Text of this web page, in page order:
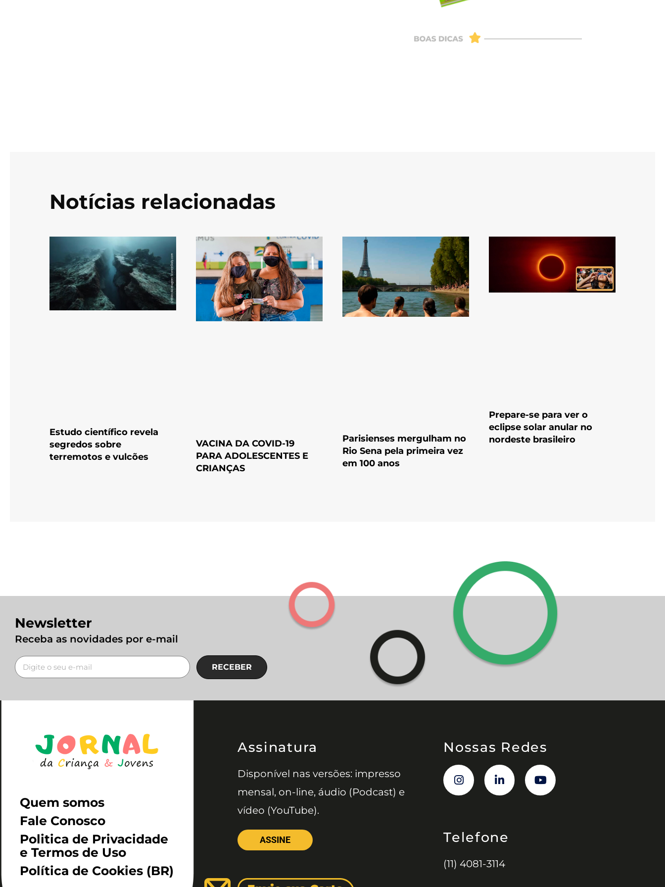
Notícias relacionadas
Estudo científico revela
segredos sobre
terremotos e vulcões
VACINA DA COVID-19
PARA ADOLESCENTES E
CRIANÇAS
Parisienses mergulham no
Rio Sena pela primeira vez
em 100 anos
Prepare-se para ver o
eclipse solar anular no
nordeste brasileiro
Newsletter
Receba as novidades por e-mail
RECEBER
Quem somos
Fale Conosco
Politica de Privacidade
e Termos de Uso
Política de Cookies (BR)
Assinatura
Disponível nas versões: impresso
mensal, on-line, áudio (Podcast) e
vídeo (YouTube).
ASSINE
Nossas Redes
Telefone
(11) 4081-3114